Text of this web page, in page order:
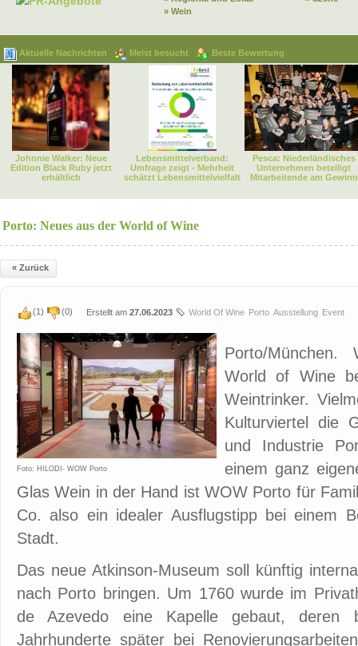
» Wein
Aktuelle Nachrichten Meist besucht Beste Bewertung
Johnnie Walker: Neue
Edition Black Ruby jetzt
erhältlich
Lebensmittelverband:
Umfrage zeigt - Mehrheit
schätzt Lebensmittelvielfalt
Pesca: Niederländisches
Unternehmen beteiligt
Mitarbeitende am Gewinn
Porto: Neues aus der World of Wine
« Zurück
(1) (0) Erstellt am 27.06.2023 World Of Wine Porto Ausstellung Event
Foto: HILODI- WOW Porto
Porto/
World of Wine
Weintrinker.
Kulturviertel die
und Industrie
einem ganz
Glas Wein in der Hand ist WOW Porto für
Co. also ein idealer Ausflugstipp bei einem
Stadt.
Das neue Atkinson-Museum soll künftig
nach Porto bringen. Um 1760 wurde im
de Azevedo eine Kapelle gebaut, deren
Jahrhunderte später bei